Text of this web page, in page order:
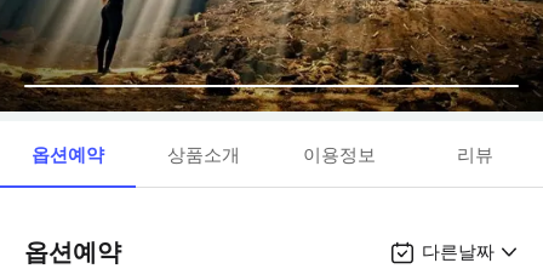
옵션예약 상품소개 이용정보 리뷰
옵션예약 다른날짜